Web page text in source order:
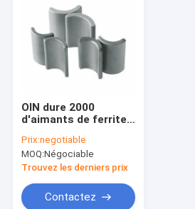
OIN dure 2000
d'aimants de ferrite
pour 775 750 outils
électriques
Prix:negotiable
MOQ:Négociable
Trouvez les derniers prix
Contactez